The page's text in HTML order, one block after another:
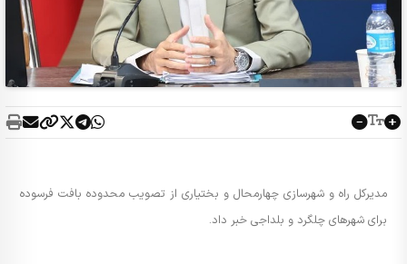
مدیرکل راه و شهرسازی چهارمحال و بختیاری از تصویب محدوده بافت فرسوده
برای شهرهای چلگرد و بلداجی خبر داد.